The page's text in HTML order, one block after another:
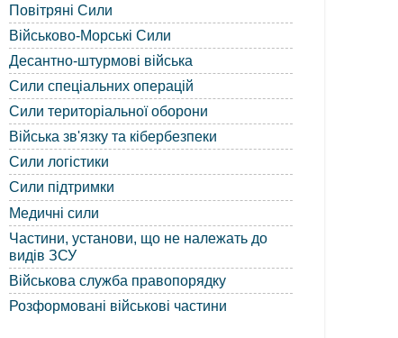
Повітряні Сили
Військово-Морські Сили
Десантно-штурмові війська
Сили спеціальних операцій
Сили територіальної оборони
Війська зв'язку та кібербезпеки
Сили логістики
Сили підтримки
Медичні сили
Частини, установи, що не належать до
видів ЗСУ
Військова служба правопорядку
Розформовані військові частини